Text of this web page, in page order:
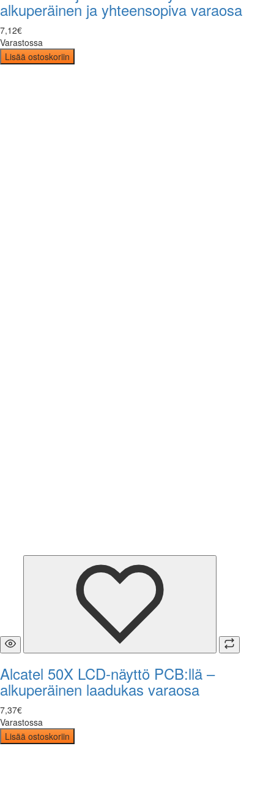
alkuperäinen ja yhteensopiva varaosa
7,12€
Varastossa
Lisää ostoskoriin
Alcatel 50X LCD-näyttö PCB:llä –
alkuperäinen laadukas varaosa
7,37€
Varastossa
Lisää ostoskoriin